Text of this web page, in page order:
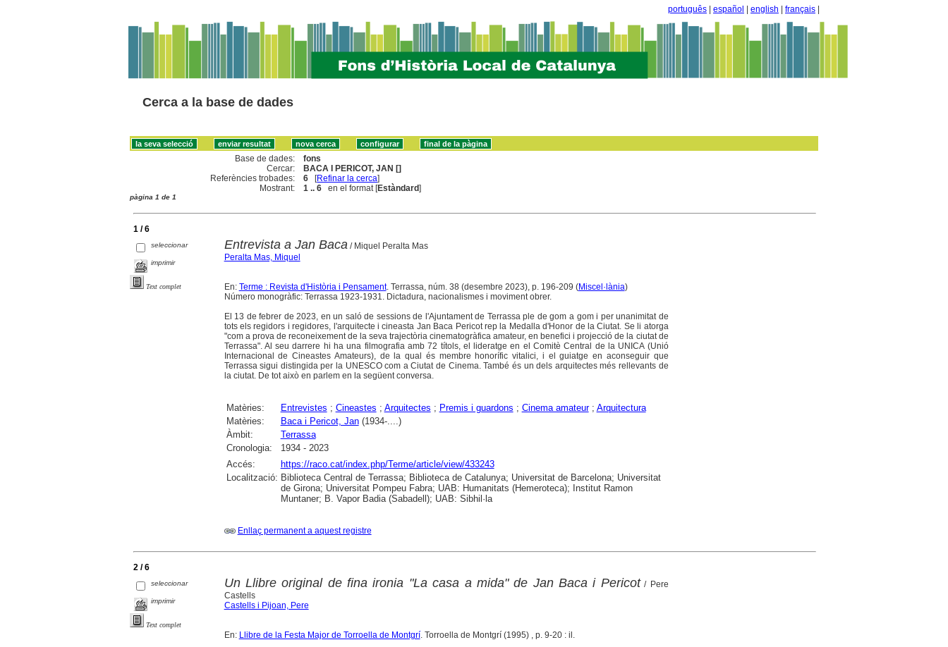
português español english français
Cerca a la base de dades
Base de dades:
fons
Cercar:
BACA I PERICOT, JAN []
Referències trobades:
6 [Refinar la cerca]
Mostrant:
1 .. 6 en el format [Estàndard]
pàgina 1 de 1
1 / 6
seleccionar
imprimir
Text complet
Entrevista a Jan Baca/ Miquel Peralta Mas
Peralta Mas, Miquel
En: Terme : Revista d'Història i Pensament. Terrassa, núm. 38 (desembre 2023), p. 196-209 (Miscel·lània)
Número monogràfic: Terrassa 1923-1931. Dictadura, nacionalismes i moviment obrer.
El 13 de febrer de 2023, en un saló de sessions de l'Ajuntament de Terrassa ple de gom a gom i per unanimitat de
tots els regidors i regidores, l'arquitecte i cineasta Jan Baca Pericot rep la Medalla d'Honor de la Ciutat. Se li atorga
"com a prova de reconeixement de la seva trajectòria cinematogràfica amateur, en benefici i projecció de la ciutat de
Terrassa". Al seu darrere hi ha una filmografia amb 72 títols, el lideratge en el Comitè Central de la UNICA (Unió
Internacional de Cineastes Amateurs), de la qual és membre honorífic vitalici, i el guiatge en aconseguir que
Terrassa sigui distingida per la UNESCO com a Ciutat de Cinema. També és un dels arquitectes més rellevants de
la ciutat. De tot això en parlem en la següent conversa.
Matèries: Entrevistes ; Cineastes ; Arquitectes ; Premis i guardons ; Cinema amateur; Arquitectura
Matèries:
Baca i Pericot, Jan(1934-....)
Àmbit:
Terrassa
Cronologia:
1934 - 2023
Accés:
https://raco.cat/index.php/Terme/article/view/433243
Localització: Biblioteca Central de Terrassa; Biblioteca de Catalunya; Universitat de Barcelona; Universitat
de Girona; Universitat Pompeu Fabra; UAB: Humanitats (Hemeroteca); Institut Ramon
Muntaner; B. Vapor Badia (Sabadell); UAB: Sibhil·la
Enllaç permanent a aquest registre
2 / 6
seleccionar
imprimir
Text complet
Un Llibre original de fina ironia "La casa a mida" de Jan Baca i Pericot/ Pere
Castells
Castells i Pijoan, Pere
En: Llibre de la Festa Major de Torroella de Montgrí. Torroella de Montgrí (1995) , p. 9-20 : il.